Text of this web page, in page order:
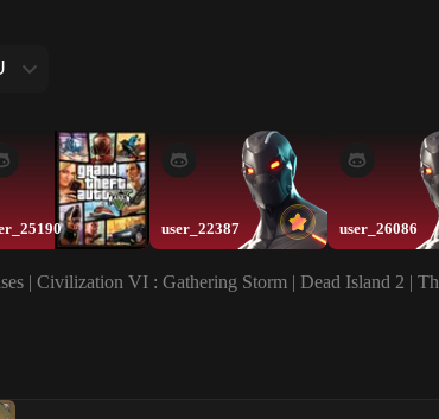
user_22387 user_26086
| Civilization VI : Gathering Storm | Dead Island 2 |